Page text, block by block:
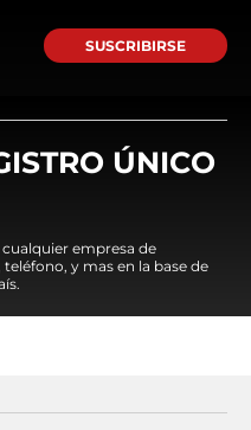
SUSCRIBIRSE
ÚNICO
empresa de
y mas en la base de